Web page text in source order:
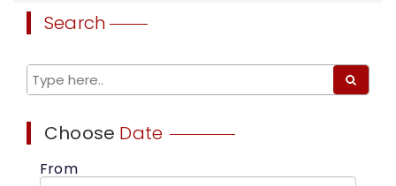
Search
Choose Date
From